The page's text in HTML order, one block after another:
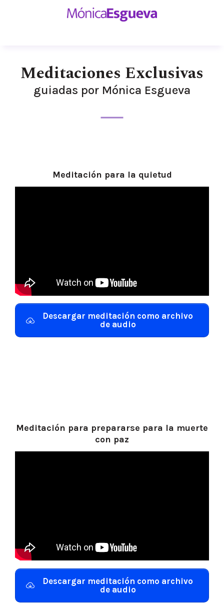
Meditaciones Exclusivas
guiadas por Mónica Esgueva
Meditación para la quietud
Descargar meditación como archivo
de audio
Meditación para prepararse para la muerte
con paz
Descargar meditación como archivo
de audio